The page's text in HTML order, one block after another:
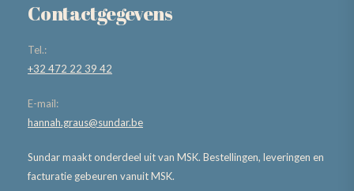
Contactgegevens
Tel.:
+32 472 22 39 42
E-mail:
hannah.graus@sundar.be
Sundar maakt onderdeel uit van MSK. Bestellingen, leveringen en
facturatie gebeuren vanuit MSK.